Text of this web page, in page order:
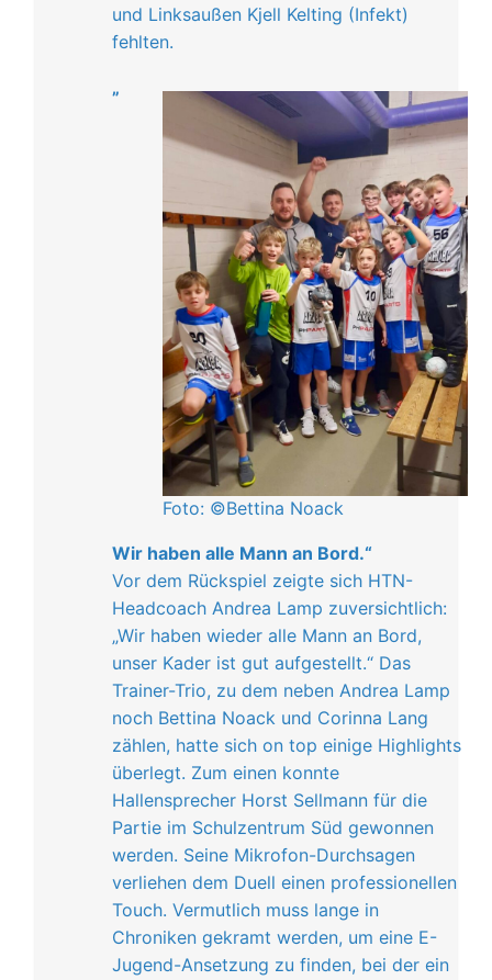
und Linksaußen Kjell Kelting (Infekt)
fehlten.
Foto: ©Bettina Noack
„
Wir haben alle Mann an Bord.“
Vor dem Rückspiel zeigte sich HTN-
Headcoach Andrea Lamp zuversichtlich:
„Wir haben wieder alle Mann an Bord,
unser Kader ist gut aufgestellt.“ Das
Trainer-Trio, zu dem neben Andrea Lamp
noch Bettina Noack und Corinna Lang
zählen, hatte sich on top einige Highlights
überlegt. Zum einen konnte
Hallensprecher Horst Sellmann für die
Partie im Schulzentrum Süd gewonnen
werden. Seine Mikrofon-Durchsagen
verliehen dem Duell einen professionellen
Touch. Vermutlich muss lange in
Chroniken gekramt werden, um eine E-
Jugend-Ansetzung zu finden, bei der ein